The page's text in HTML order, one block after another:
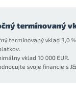
termínovaný
termínovaný vklad 3,0
vklad 10 000 EUR.
svoje financie s